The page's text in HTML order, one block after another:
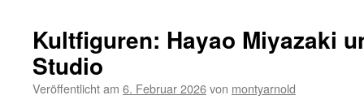
Kultfiguren: Hayao Miyazaki
Studio
Veröffentlicht am 6. Februar 2026von montyarnold